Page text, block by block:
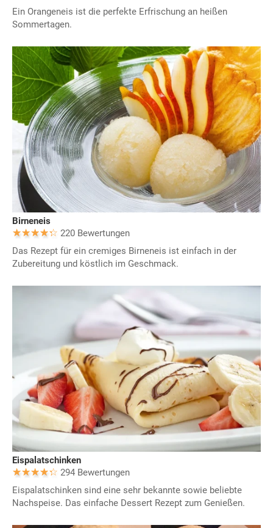
Ein Orangeneis ist die perfekte Erfrischung an heißen
Sommertagen.
Birneneis
220 Bewertungen
Das Rezept für ein cremiges Birneneis ist einfach in der
Zubereitung und köstlich im Geschmack.
Eispalatschinken
294 Bewertungen
Eispalatschinken sind eine sehr bekannte sowie beliebte
Nachspeise. Das einfache Dessert Rezept zum Genießen.